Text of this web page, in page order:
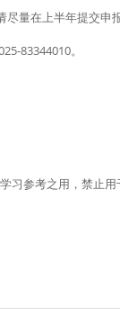
量在上半年提交申报
83344010。
习参考之用，禁止